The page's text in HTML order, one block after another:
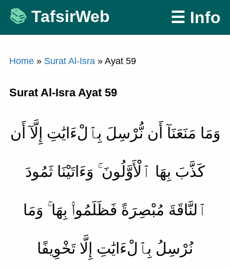
Skip
content
TafsirWeb ☰ Info
Home » Surat Al-Isra » Ayat 59
Surat Al-Isra Ayat 59
وَمَا مَنَعَنَآ أَن نُّرْسِلَ بِٱلْءَايَٰتِ إِلَّآ أَن
كَذَّبَ بِهَا ٱلْأَوَّلُونَ ۚ وَءَاتَيْنَا ثَمُودَ
ٱلنَّاقَةَ مُبْصِرَةً فَظَلَمُوا۟ بِهَا ۚ وَمَا
نُرْسِلُ بِٱلْءَايَٰتِ إِلَّا تَخْوِيفًا